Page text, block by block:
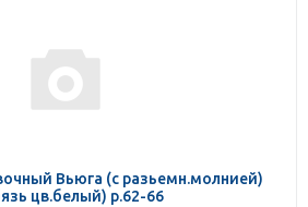
Вьюга (с разьемн.молнией)
цв.белый) р.62-66